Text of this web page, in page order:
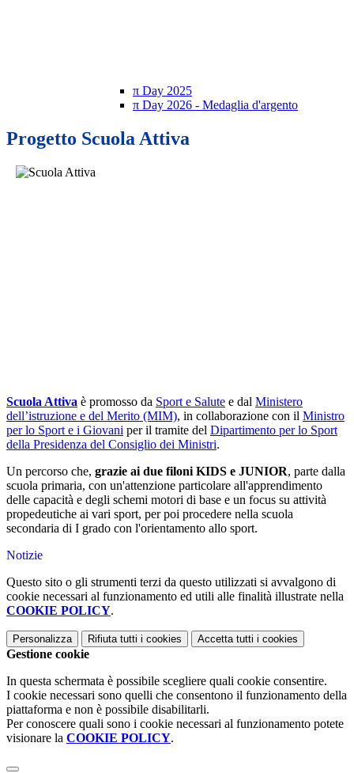
π Day 2025
π Day 2026 - Medaglia d'argento
Progetto Scuola Attiva
Scuola Attiva è promosso da Sport e Salute e dal Ministero
dell’istruzione e del Merito (MIM), in collaborazione con il Ministro
per lo Sport e i Giovani per il tramite del Dipartimento per lo Sport
della Presidenza del Consiglio dei Ministri.
Un percorso che, grazie ai due filoni KIDS e JUNIOR, parte dalla
scuola primaria, con un'attenzione particolare all'apprendimento
delle capacità e degli schemi motori di base e un focus su attività
propedeutiche ai vari sport, per poi procedere nella scuola
secondaria di I grado con l'orientamento allo sport.
Notizie
Questo sito o gli strumenti terzi da questo utilizzati si avvalgono di
cookie necessari al funzionamento ed utili alle finalità illustrate nella
COOKIE POLICY.
Personalizza Rifiuta tutti i cookies Accetta tutti i cookies
Gestione cookie
In questa schermata è possibile scegliere quali cookie consentire.
I cookie necessari sono quelli che consentono il funzionamento della
piattaforma e non è possibile disabilitarli.
Per conoscere quali sono i cookie necessari al funzionamento potete
visionare la COOKIE POLICY.